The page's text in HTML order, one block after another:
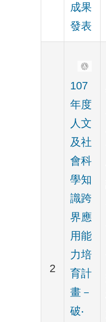
成果
發表
2
107
年度
人文
及社
會科
學知
識跨
界應
用能
力培
育計
畫－
破‧